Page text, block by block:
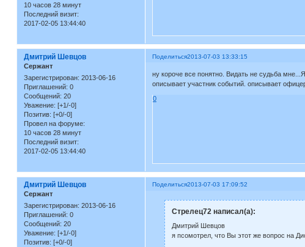
10 часов 28 минут
Последний визит:
2017-02-05 13:44:40
Поделиться2013-07-03 13:33:15
Дмитрий Шевцов
Сержант
Зарегистрирован: 2013-06-16
Приглашений: 0
Сообщений: 20
Уважение: [+1/-0]
Позитив: [+0/-0]
Провел на форуме:
10 часов 28 минут
Последний визит:
2017-02-05 13:44:40
ну короче все понятно. Видать не судьба
описывает участник событий. описывает
0
Поделиться2013-07-03 17:09:52
Дмитрий Шевцов
Сержант
Зарегистрирован: 2013-06-16
Приглашений: 0
Сообщений: 20
Уважение: [+1/-0]
Позитив: [+0/-0]
Стрелец72 написал(а):
Дмитрий Шевцов
я псомотрел, что Вы этот же вопрос на